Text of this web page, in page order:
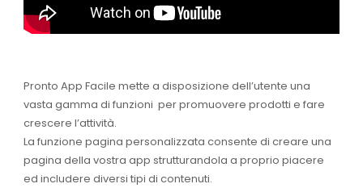
Pronto App Facile mette a disposizione dell’utente una
vasta gamma di funzioni per promuovere prodotti e fare
crescere l’attività.
La funzione pagina personalizzata consente di creare una
pagina della vostra app strutturandola a proprio piacere
ed includere diversi tipi di contenuti.